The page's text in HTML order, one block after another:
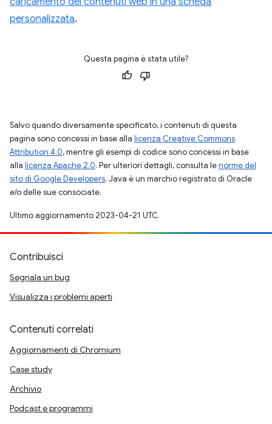
personalizzata.
Questa pagina è stata utile?
Salvo quando diversamente specificato, i contenuti di questa
pagina sono concessi in base alla licenza Creative Commons
Attribution 4.0, mentre gli esempi di codice sono concessi in base
alla licenza Apache 2.0. Per ulteriori dettagli, consulta lenorme del
sito di Google Developers. Java è un marchio registrato di Oracle
e/o delle sue consociate.
Ultimo aggiornamento 2023-04-21 UTC.
Contribuisci
Segnala un bug
Visualizza i problemi aperti
Contenuti correlati
Aggiornamenti di Chromium
Case study
Archivio
Podcast e programmi